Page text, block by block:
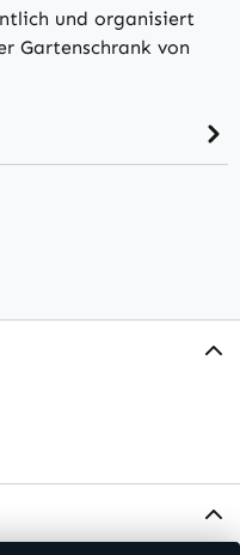
und organisiert
Gartenschrank von